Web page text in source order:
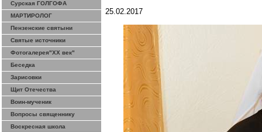
Сурская ГОЛГОФА
МАРТИРОЛОГ
Пензенские святыни
Святые источники
Фотогалерея"ХХ век"
Беседка
Зарисовки
Щит Отечества
Воин-мученик
Вопросы священнику
Воскресная школа
25.02.2017